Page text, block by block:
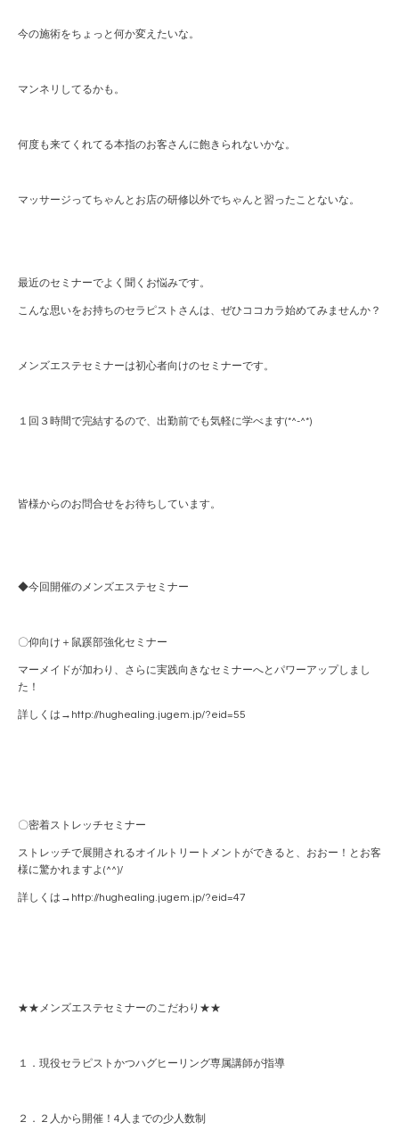
今の施術をちょっと何か変えたいな。
マンネリしてるかも。
何度も来てくれてる本指のお客さんに飽きられないかな。
マッサージってちゃんとお店の研修以外でちゃんと習ったことないな。
最近のセミナーでよく聞くお悩みです。
こんな思いをお持ちのセラピストさんは、ぜひココカラ始めてみませんか？
メンズエステセミナーは初心者向けのセミナーです。
１回３時間で完結するので、出勤前でも気軽に学べます(*^-^*)
皆様からのお問合せをお待ちしています。
◆今回開催のメンズエステセミナー
〇仰向け＋鼠蹊部強化セミナー
マーメイドが加わり、さらに実践向きなセミナーへとパワーアップしまし
た！
詳しくは→http://hughealing.jugem.jp/?eid=55
〇密着ストレッチセミナー
ストレッチで展開されるオイルトリートメントができると、おおー！とお客
様に驚かれますよ(^^)/
詳しくは→http://hughealing.jugem.jp/?eid=47
★★メンズエステセミナーのこだわり★★
１．現役セラピストかつハグヒーリング専属講師が指導
２．２人から開催！4人までの少人数制